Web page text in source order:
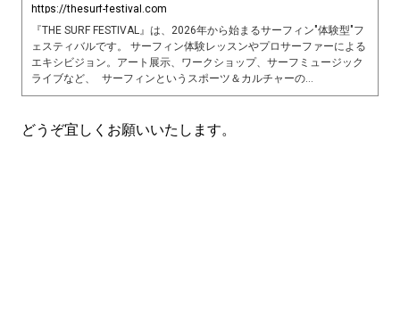
https://thesurf-festival.com
『THE SURF FESTIVAL』は、2026年から始まるサーフィン"体験型"フ
ェスティバルです。 サーフィン体験レッスンやプロサーファーによる
エキシビジョン。アート展示、ワークショップ、サーフミュージック
ライブなど、 サーフィンというスポーツ＆カルチャーの...
どうぞ宜しくお願いいたします。